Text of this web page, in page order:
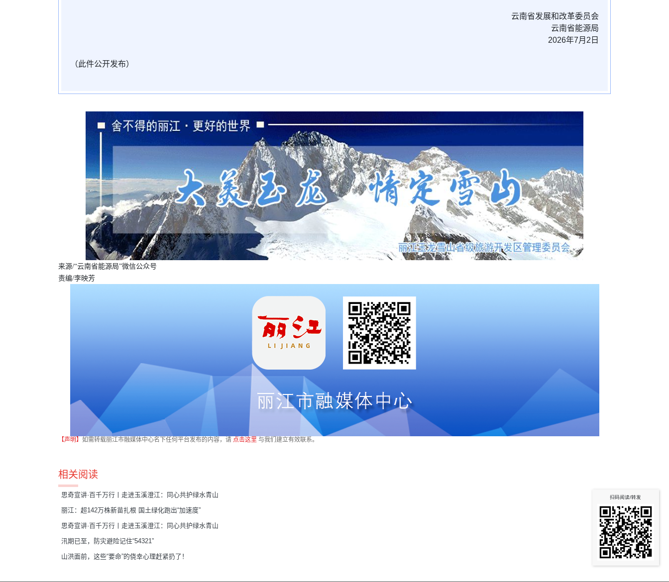
云南省发展和改革委员会
云南省能源局
2026年7月2日
（此件公开发布）
来源/“云南省能源局”微信公众号
责编/李映芳
【声明】 如需转载丽江市融媒体中心名下任何平台发布的内容，请 点击这里 与我们建立有效联系。
相关阅读
思奇宣讲·百千万行丨走进玉溪澄江：同心共护绿水青山
丽江：超142万株新苗扎根 国土绿化跑出“加速度”
思奇宣讲·百千万行丨走进玉溪澄江：同心共护绿水青山
汛期已至，防灾避险记住“54321”
山洪面前，这些“要命”的侥幸心理赶紧扔了！
扫码阅读/转发